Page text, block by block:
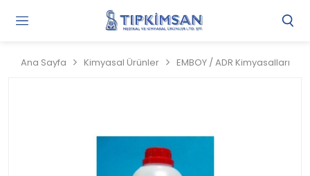
Ana Sayfa Kimyasal Ürünler EMBOY / ADR Kimyasalları